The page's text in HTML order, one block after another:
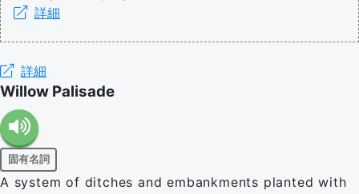
詳細
詳細
Willow Palisade
固有名詞
A system of ditches and embankments planted with